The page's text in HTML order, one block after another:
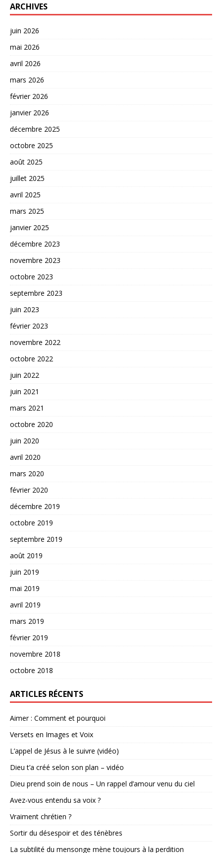
ARCHIVES
juin 2026
mai 2026
avril 2026
mars 2026
février 2026
janvier 2026
décembre 2025
octobre 2025
août 2025
juillet 2025
avril 2025
mars 2025
janvier 2025
décembre 2023
novembre 2023
octobre 2023
septembre 2023
juin 2023
février 2023
novembre 2022
octobre 2022
juin 2022
juin 2021
mars 2021
octobre 2020
juin 2020
avril 2020
mars 2020
février 2020
décembre 2019
octobre 2019
septembre 2019
août 2019
juin 2019
mai 2019
avril 2019
mars 2019
février 2019
novembre 2018
octobre 2018
ARTICLES RÉCENTS
Aimer : Comment et pourquoi
Versets en Images et Voix
L’appel de Jésus à le suivre (vidéo)
Dieu t’a créé selon son plan – vidéo
Dieu prend soin de nous – Un rappel d’amour venu du ciel
Avez-vous entendu sa voix ?
Vraiment chrétien ?
Sortir du désespoir et des ténèbres
La subtilité du mensonge mène toujours à la perdition